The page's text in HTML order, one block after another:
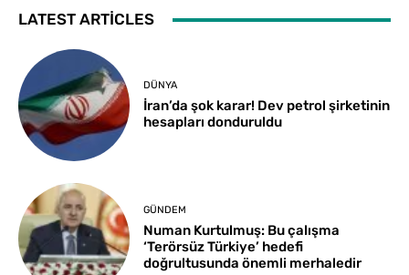
LATEST ARTICLES
DÜNYA
İran’da şok karar! Dev petrol şirketinin
hesapları donduruldu
GÜNDEM
Numan Kurtulmuş: Bu çalışma
‘Terörsüz Türkiye’ hedefi
doğrultusunda önemli merhaledir